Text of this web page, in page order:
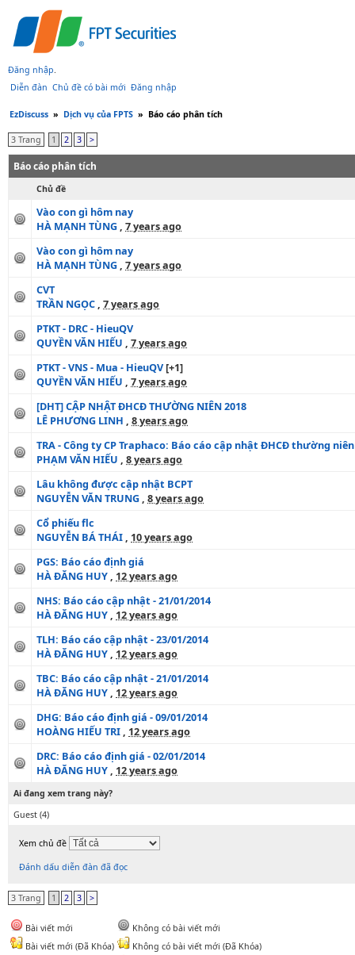
Đăng nhập.
Diễn đàn Chủ đề có bài mới Đăng nhập
EzDiscuss » Dịch vụ của FPTS » Báo cáo phân tích
3 Trang 1 2 3 >
Báo cáo phân tích
Chủ đề
Vào con gì hôm nay
HÀ MẠNH TÙNG , 7 years ago
Vào con gì hôm nay
HÀ MẠNH TÙNG , 7 years ago
CVT
TRẦN NGỌC , 7 years ago
PTKT - DRC - HieuQV
QUYỀN VĂN HIẾU , 7 years ago
PTKT - VNS - Mua - HieuQV [+1]
QUYỀN VĂN HIẾU , 7 years ago
[DHT] CẬP NHẬT ĐHCĐ THƯỜNG NIÊN 2018
LÊ PHƯƠNG LINH , 8 years ago
TRA - Công ty CP Traphaco: Báo cáo cập nhật ĐHCĐ thường
PHẠM VĂN HIẾU , 8 years ago
Lâu không được cập nhật BCPT
NGUYỄN VĂN TRUNG , 8 years ago
Cổ phiếu flc
NGUYỄN BÁ THÁI , 10 years ago
PGS: Báo cáo định giá
HÀ ĐĂNG HUY , 12 years ago
NHS: Báo cáo cập nhật - 21/01/2014
HÀ ĐĂNG HUY , 12 years ago
TLH: Báo cáo cập nhật - 23/01/2014
HÀ ĐĂNG HUY , 12 years ago
TBC: Báo cáo cập nhật - 21/01/2014
HÀ ĐĂNG HUY , 12 years ago
DHG: Báo cáo định giá - 09/01/2014
HOÀNG HIẾU TRI , 12 years ago
DRC: Báo cáo định giá - 02/01/2014
HÀ ĐĂNG HUY , 12 years ago
Ai đang xem trang này?
Guest (4)
Xem chủ đề
Đánh dấu diễn đàn đã đọc
3 Trang 1 2 3 >
Bài viết mới
Không có bài viết mới
Bài viết mới (Đã Khóa)
Không có bài viết mới (Đã Khóa)